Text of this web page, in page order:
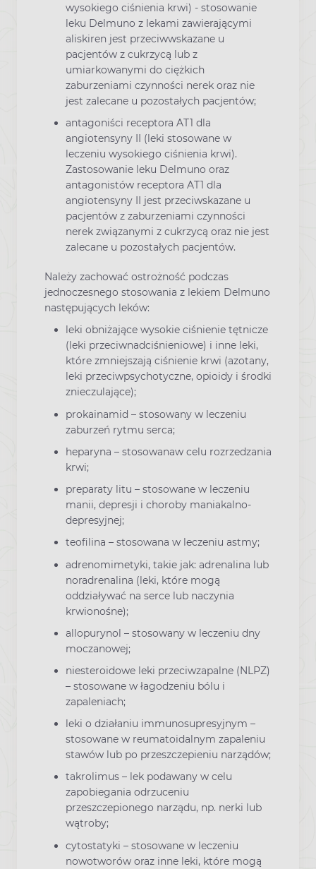
wysokiego ciśnienia krwi) - stosowanie
leku Delmuno z lekami zawierającymi
aliskiren jest przeciwwskazane u
pacjentów z cukrzycą lub z
umiarkowanymi do ciężkich
zaburzeniami czynności nerek oraz nie
jest zalecane u pozostałych pacjentów;
antagoniści receptora AT1 dla
angiotensyny II (leki stosowane w
leczeniu wysokiego ciśnienia krwi).
Zastosowanie leku Delmuno oraz
antagonistów receptora AT1 dla
angiotensyny II jest przeciwskazane u
pacjentów z zaburzeniami czynności
nerek związanymi z cukrzycą oraz nie jest
zalecane u pozostałych pacjentów.
Należy zachować ostrożność podczas
jednoczesnego stosowania z lekiem Delmuno
następujących leków:
leki obniżające wysokie ciśnienie tętnicze
(leki przeciwnadciśnieniowe) i inne leki,
które zmniejszają ciśnienie krwi (azotany,
leki przeciwpsychotyczne, opioidy i środki
znieczulające);
prokainamid – stosowany w leczeniu
zaburzeń rytmu serca;
heparyna – stosowanaw celu rozrzedzania
krwi;
preparaty litu – stosowane w leczeniu
manii, depresji i choroby maniakalno-
depresyjnej;
teofilina – stosowana w leczeniu astmy;
adrenomimetyki, takie jak: adrenalina lub
noradrenalina (leki, które mogą
oddziaływać na serce lub naczynia
krwionośne);
allopurynol – stosowany w leczeniu dny
moczanowej;
niesteroidowe leki przeciwzapalne (NLPZ)
– stosowane w łagodzeniu bólu i
zapaleniach;
leki o działaniu immunosupresyjnym –
stosowane w reumatoidalnym zapaleniu
stawów lub po przeszczepieniu narządów;
takrolimus – lek podawany w celu
zapobiegania odrzuceniu
przeszczepionego narządu, np. nerki lub
wątroby;
cytostatyki – stosowane w leczeniu
nowotworów oraz inne leki, które mogą